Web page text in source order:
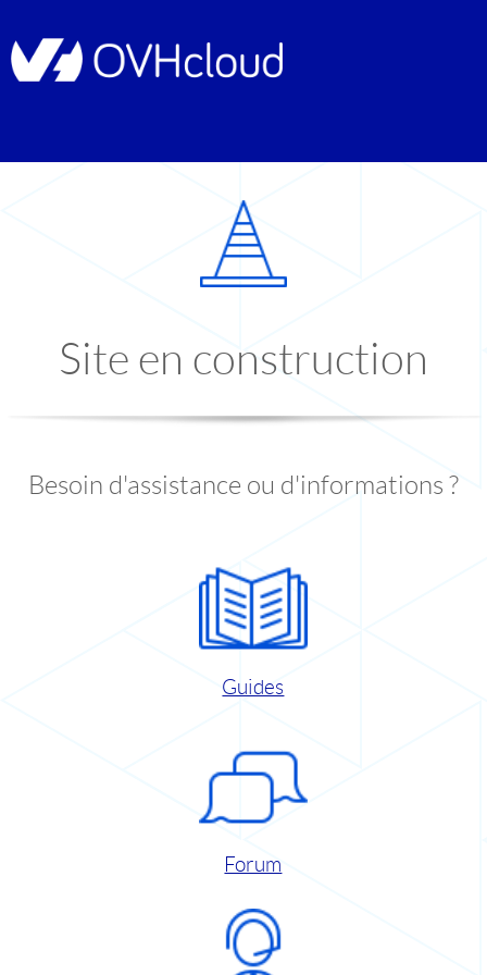
Site en construction
Besoin d'assistance ou d'informations ?
Guides
Forum